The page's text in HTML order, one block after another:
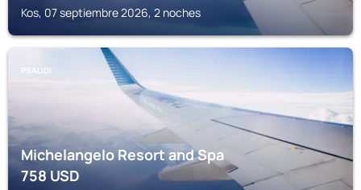
Kos, 07 septiembre 2026, 2 noches
PSALIDI
Michelangelo Resort and Spa
758USD